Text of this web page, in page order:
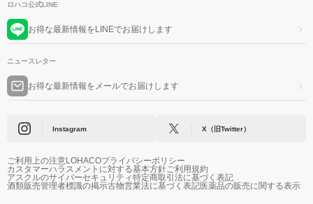
ロハコ公式LINE
お得な最新情報をLINEでお届けします
ニュースレター
お得な最新情報をメールでお届けします
Instagram X（旧Twitter）
ご利用上の注意LOHACOプライバシーポリシー
カスタマーハラスメントに対する基本方針ご利用規約
アスクルのサイバーセキュリティ特定商取引法に基づく表記
酒類販売管理者標識の掲示古物営業法に基づく表記医薬品の販売に関する表示